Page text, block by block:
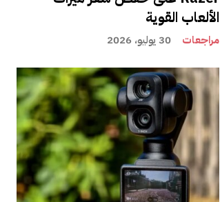
الألعاب القوية
مراجعات 30 يوليو، 2026